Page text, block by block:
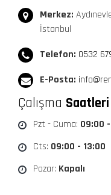
Merkez:
İstanbul
Telefon: 0532
E-Posta:
Çalışma Saatleri
Pzt - Cuma: 09:00
Cts: 09:00 - 13:00
Pazar: Kapalı